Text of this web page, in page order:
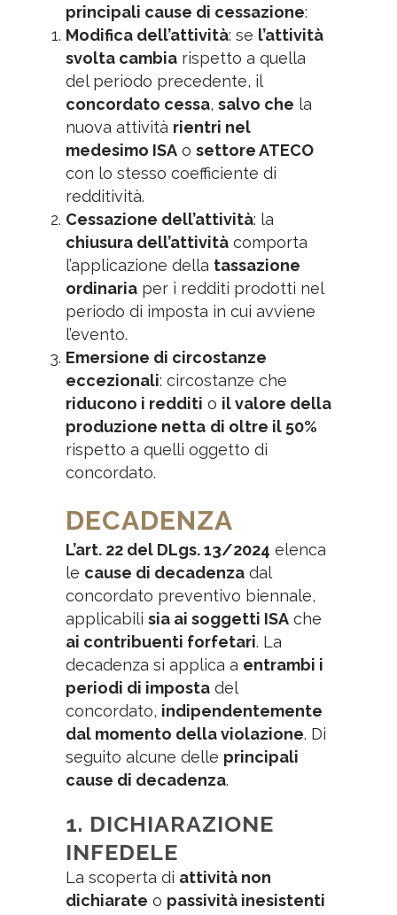
principali cause di cessazione:
Modifica dell’attività: se l’attività
svolta cambia rispetto a quella
del periodo precedente, il
concordato cessa, salvo che la
nuova attività rientri nel
medesimo ISA o settore ATECO
con lo stesso coefficiente di
redditività.
Cessazione dell’attività: la
chiusura dell’attività comporta
l’applicazione della tassazione
ordinaria per i redditi prodotti nel
periodo di imposta in cui avviene
l’evento.
Emersione di circostanze
eccezionali: circostanze che
riducono i redditi o il valore della
produzione netta di oltre il 50%
rispetto a quelli oggetto di
concordato.
DECADENZA
L’art. 22 del DLgs. 13/2024 elenca
le cause di decadenza dal
concordato preventivo biennale,
applicabili sia ai soggetti ISA che
ai contribuenti forfetari. La
decadenza si applica a entrambi i
periodi di imposta del
concordato, indipendentemente
dal momento della violazione. Di
seguito alcune delle principali
cause di decadenza.
1. DICHIARAZIONE
INFEDELE
La scoperta di attività non
dichiarate o passività inesistenti